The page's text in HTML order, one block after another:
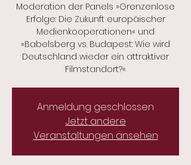
Moderation der Panels »Grenzenlose
Erfolge: Die Zukunft europäischer
Medienkooperationen« und
»Babelsberg vs. Budapest: Wie wird
Deutschland wieder ein attraktiver
Filmstandort?«
Anmeldung geschlossen
Jetzt andere
Veranstaltungen ansehen